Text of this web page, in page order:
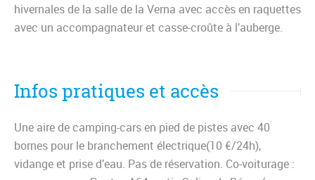
hivernales de la salle de la Verna avec accès en raquettes
avec un accompagnateur et casse-croûte à l’auberge.
Infos pratiques et accès
Une aire de camping-cars en pied de pistes avec 40
bornes pour le branchement électrique(10 €/24h),
vidange et prise d’eau. Pas de réservation. Co-voiturage :